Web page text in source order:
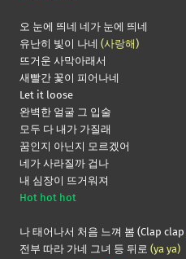
오 눈에 띄네 네가 눈에 띄네
유난히 빛이 나네 (사랑해)
뜨거운 사막아래서
새빨간 꽃이 피어나네
Let it loose
완벽한 얼굴 그 입술
모두 다 내가 가질래
꿈인지 아닌지 모르겠어
네가 사라질까 겁나
내 심장이 뜨거워져
Hot hot hot
나 태어나서 처음 느껴 봄 (Clap clap
전부 따라 가네 그녀 등 뒤로 (ya ya)